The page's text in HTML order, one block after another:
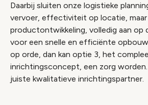
Daarbij sluiten onze logistieke
vervoer, effectiviteit op locatie,
productontwikkeling, volledig aan op
voor een snelle en efficiënte
op orde, dan kan optie 3, het
inrichtingsconcept, een zorg
juiste kwalitatieve inrichtingspartner.